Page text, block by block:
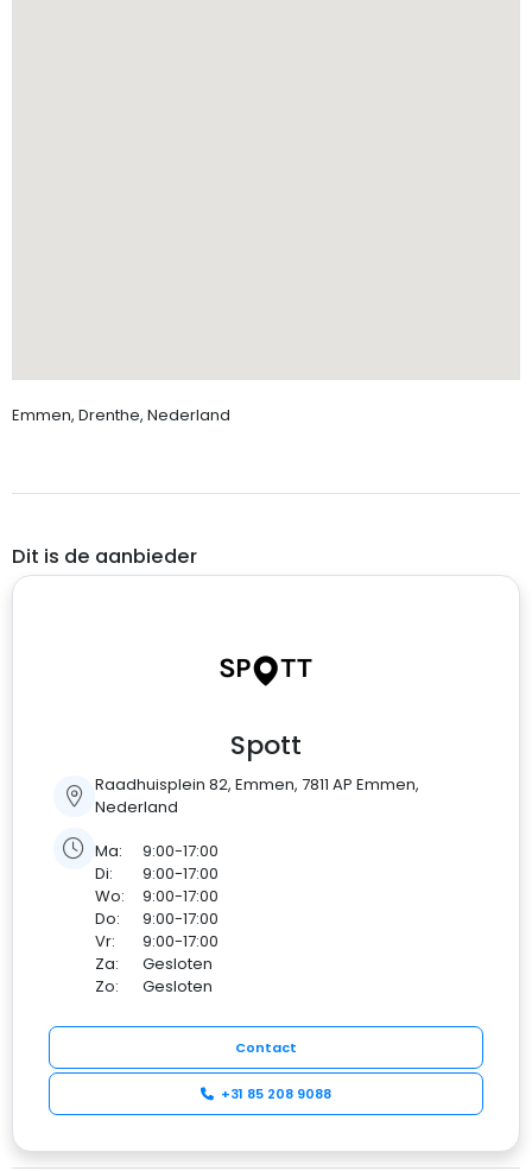
Emmen, Drenthe, Nederland
Dit is de aanbieder
Spott
Raadhuisplein 82, Emmen, 7811 AP Emmen,
Nederland
Ma:
9:00-17:00
Di:
9:00-17:00
Wo:
9:00-17:00
Do:
9:00-17:00
Vr:
9:00-17:00
Za:
Gesloten
Zo:
Gesloten
Contact
+31 85 208 9088